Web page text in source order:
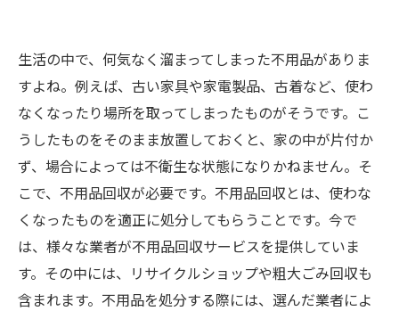
生活の中で、何気なく溜まってしまった不用品がありま
すよね。例えば、古い家具や家電製品、古着など、使わ
なくなったり場所を取ってしまったものがそうです。こ
うしたものをそのまま放置しておくと、家の中が片付か
ず、場合によっては不衛生な状態になりかねません。そ
こで、不用品回収が必要です。不用品回収とは、使わな
くなったものを適正に処分してもらうことです。今で
は、様々な業者が不用品回収サービスを提供していま
す。その中には、リサイクルショップや粗大ごみ回収も
含まれます。不用品を処分する際には、選んだ業者によ